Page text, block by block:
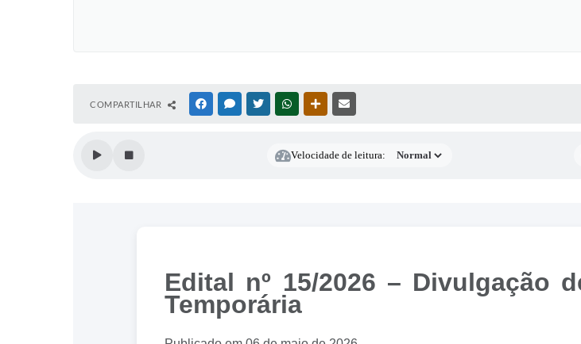
COMPARTILHAR FACEBOOKMESSENGER
TWITTERWHATSAPPOUTRAS MÍDIAS
Velocidade de leitura:
Edital nº 15/2026 – Divulgação
Temporária